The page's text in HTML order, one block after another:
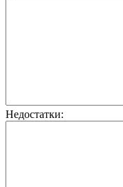
Недостатки: